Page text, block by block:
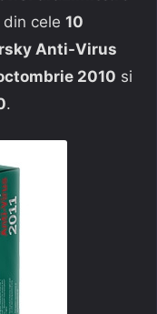
cele 10
Anti-Virus
2010 si
.